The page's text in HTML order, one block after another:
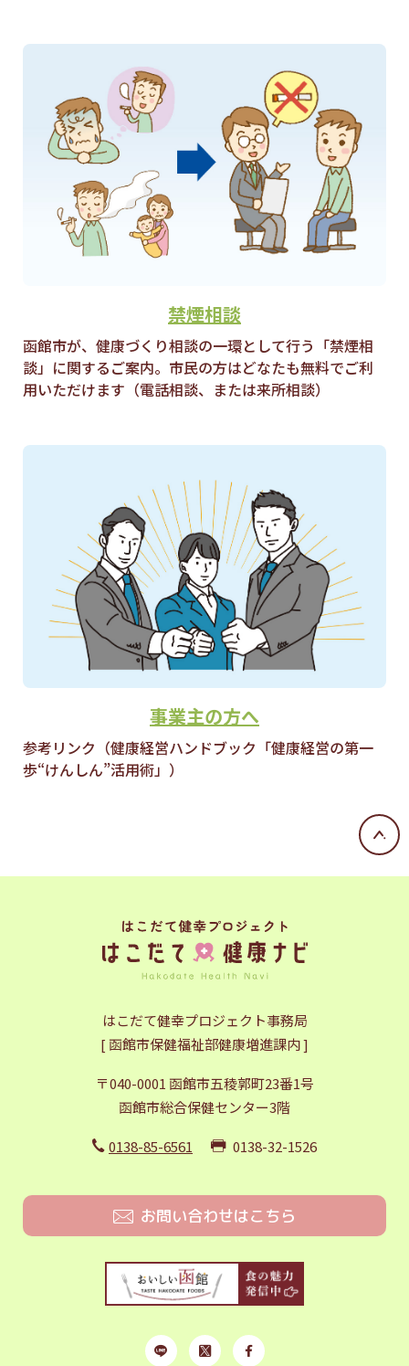
禁煙相談
函館市が、健康づくり相談の一環として行う「禁煙相
談」に関するご案内。市民の方はどなたも無料でご利
用いただけます（電話相談、または来所相談）
事業主の方へ
参考リンク（健康経営ハンドブック「健康経営の第一
歩“けんしん”活用術」）
はこだて健幸プロジェクト事務局
[ 函館市保健福祉部健康増進課内 ]
〒040-0001 函館市五稜郭町23番1号
函館市総合保健センター3階
0138-85-6561 0138-32-1526
お問い合わせはこちら